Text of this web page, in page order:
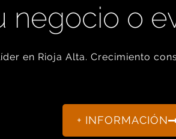
negocio o
en Rioja Alta. Crecimiento
+ INFORMACIÓN